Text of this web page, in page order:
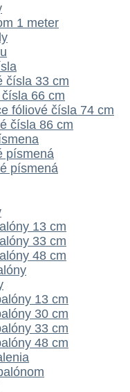
1 meter
čísla 33 cm
66 cm
fóliové čísla 74 cm
čísla 86 cm
písmená
písmená
13 cm
33 cm
48 cm
13 cm
30 cm
33 cm
48 cm